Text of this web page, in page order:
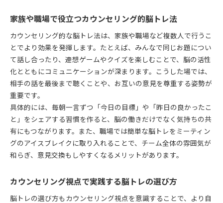
家族や職場で役立つカウンセリング的脳トレ法
カウンセリング的な脳トレ法は、家族や職場など複数人で行うこ
とでより効果を発揮します。たとえば、みんなで同じお題につい
て話し合ったり、連想ゲームやクイズを楽しむことで、脳の活性
化とともにコミュニケーションが深まります。こうした場では、
相手の話を最後まで聴くことや、お互いの意見を尊重する姿勢が
重要です。
具体的には、毎朝一言ずつ「今日の目標」や「昨日の良かったこ
と」をシェアする習慣を作ると、脳の働きだけでなく気持ちの共
有にもつながります。また、職場では簡単な脳トレをミーティン
グのアイスブレイクに取り入れることで、チーム全体の雰囲気が
和らぎ、意見交換もしやすくなるメリットがあります。
カウンセリング視点で実践する脳トレの選び方
脳トレの選び方もカウンセリング視点を意識することで、より自